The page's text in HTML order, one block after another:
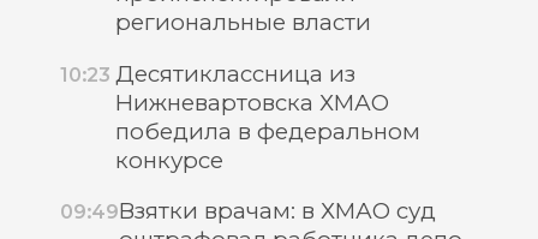
региональные власти
10:23 Десятиклассница из
Нижневартовска ХМАО
победила в федеральном
конкурсе
09:49Взятки врачам: в ХМАО суд